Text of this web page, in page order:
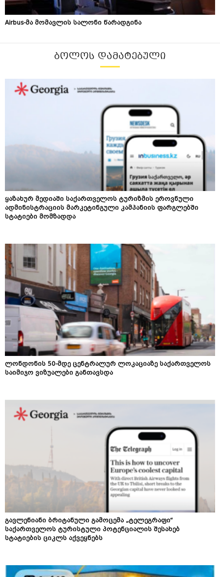
Airbus-მა მომავლის სალონი წარადგინა
ᲑᲝᲚᲝᲡ ᲓᲐᲛᲐᲢᲔᲑᲣᲚᲘ
ყაზახურ მედიაში საქართველოს ტურიზმის ეროვნული
ადმინისტრაციის მარკეტინგული კამპანიის ფარგლებში
სტატიები მომზადდა
ლონდონის 50-მდე ცენტრალურ ლოკაციაზე საქართველოს
საიმიჯო ვიზუალები განთავსდა
გავლენიანი ბრიტანული გამოცემა „ტელეგრაფი“
საქართველოს ტურისტული პოტენციალის შესახებ
სტატიების ციკლს აქვეყნებს